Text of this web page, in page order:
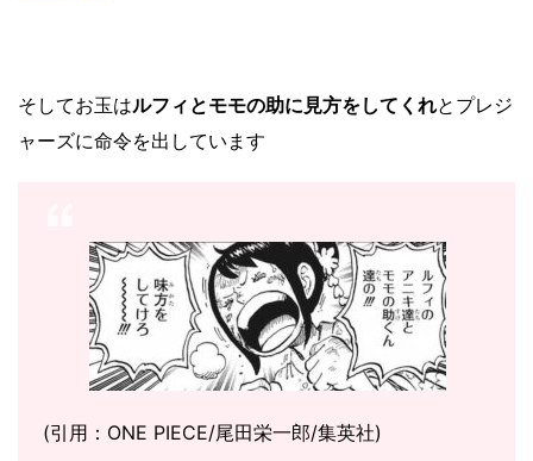
そしてお玉はルフィとモモの助に見方をしてくれとプレジ
ャーズに命令を出しています
(引用：ONE PIECE/尾田栄一郎/集英社)